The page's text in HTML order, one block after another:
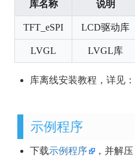
库名称 说明
TFT_eSPI LCD驱动库
LVGL LVGL库
库离线安装教程，详见：
示例程序
下载示例程序
，并解压